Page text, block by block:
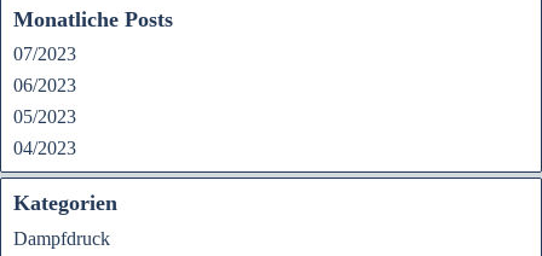
Monatliche Posts
07/2023
06/2023
05/2023
04/2023
Kategorien
Dampfdruck